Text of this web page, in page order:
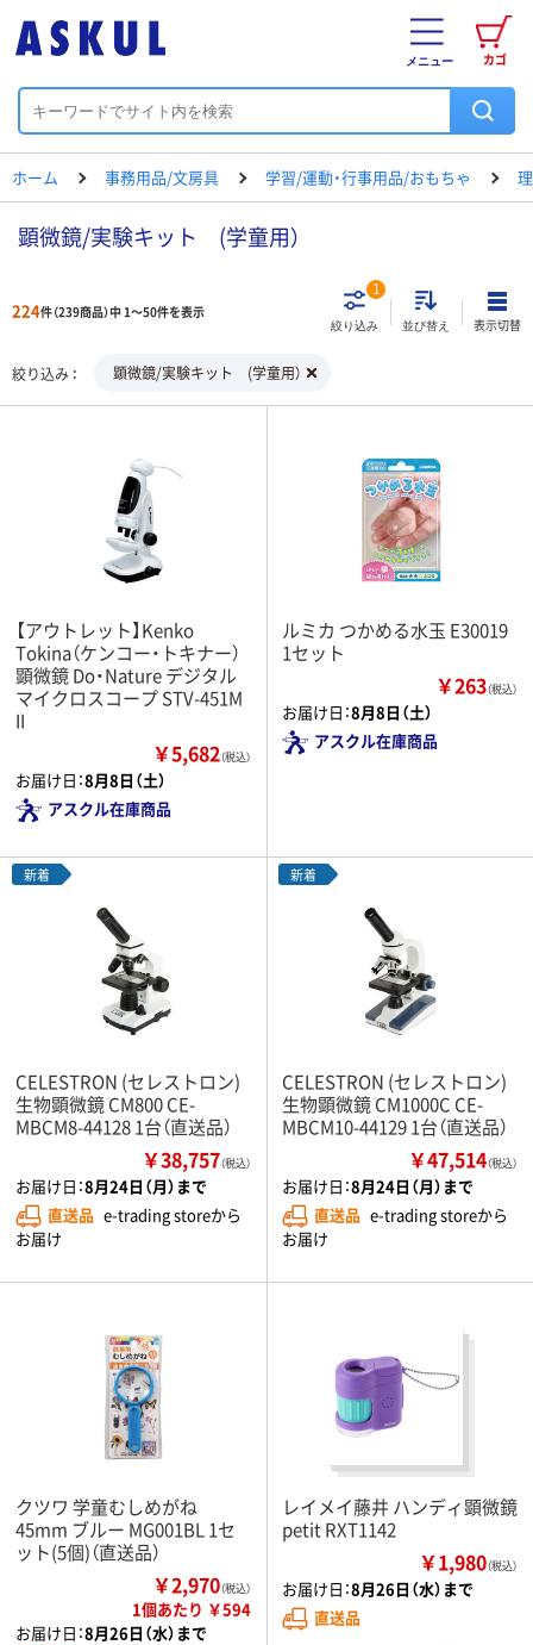
カゴ
メニュー
ホーム 事務用品/文房具 学習/運動・行事用品/おもちゃ
顕微鏡/実験キット (学童用）
224件（239商品）中 1～50件を表示
絞り込み
1
並び替え 表示切替
絞り込み 顕微鏡/実験キット (学童用）
【アウトレット】Kenko
Tokina（ケンコー・トキナー）
顕微鏡 Do・Nature デジタル
マイクロスコープ STV-451M
II
￥5,682（税込）
お届け日：8月8日（土）
アスクル在庫商品
ルミカ つかめる水玉 E30019
1セット
￥263（税込）
お届け日：8月8日（土）
アスクル在庫商品
新着
CELESTRON (セレストロン)
生物顕微鏡 CM800 CE-
MBCM8-44128 1台（直送品）
￥38,757（税込）
お届け日：8月24日（月）まで
直送品 e-trading storeから
お届け
新着
CELESTRON (セレストロン)
生物顕微鏡 CM1000C CE-
MBCM10-44129 1台（直送品）
￥47,514（税込）
お届け日：8月24日（月）まで
直送品 e-trading storeから
お届け
クツワ 学童むしめがね
45mm ブルー MG001BL 1セ
ット(5個)（直送品）
￥2,970（税込）
1個あたり ￥594
お届け日：8月26日（水）まで
レイメイ藤井 ハンディ顕微鏡
petit RXT1142
￥1,980（税込）
お届け日：8月26日（水）まで
直送品